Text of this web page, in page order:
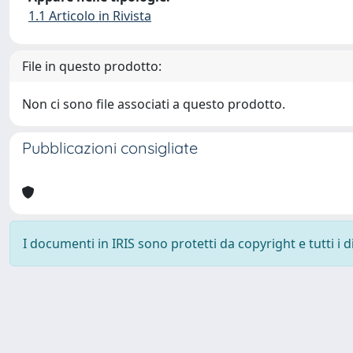
1.1 Articolo in Rivista
File in questo prodotto:
Non ci sono file associati a questo prodotto.
Pubblicazioni consigliate
I documenti in IRIS sono protetti da copyright e tutti i